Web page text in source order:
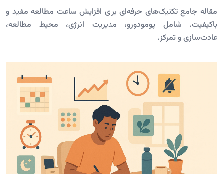
مقاله جامع تکنیک‌های حرفه‌ای برای افزایش ساعت مطالعه مفید و
باکیفیت. شامل پومودورو، مدیریت انرژی، محیط مطالعه،
عادت‌سازی و تمرکز.